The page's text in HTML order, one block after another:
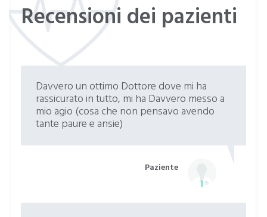
Recensioni dei pazienti
Davvero un ottimo Dottore dove mi ha
rassicurato in tutto, mi ha Davvero messo a
mio agio (cosa che non pensavo avendo
tante paure e ansie)
Paziente